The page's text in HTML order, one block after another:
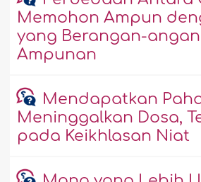
Memohon Ampun
yang Berangan-
Ampunan
Mendapatkan
Meninggalkan Dosa,
pada Keikhlasan Niat